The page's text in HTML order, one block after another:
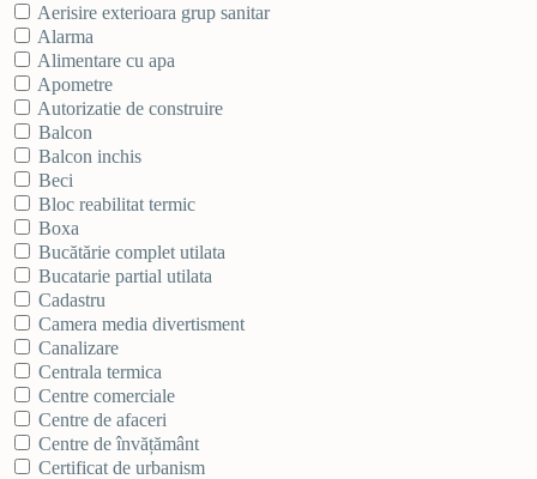
Aerisire exterioara grup sanitar
Alarma
Alimentare cu apa
Apometre
Autorizatie de construire
Balcon
Balcon inchis
Beci
Bloc reabilitat termic
Boxa
Bucătărie complet utilata
Bucatarie partial utilata
Cadastru
Camera media divertisment
Canalizare
Centrala termica
Centre comerciale
Centre de afaceri
Centre de învățământ
Certificat de urbanism